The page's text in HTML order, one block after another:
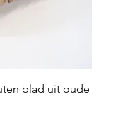
blad uit oude